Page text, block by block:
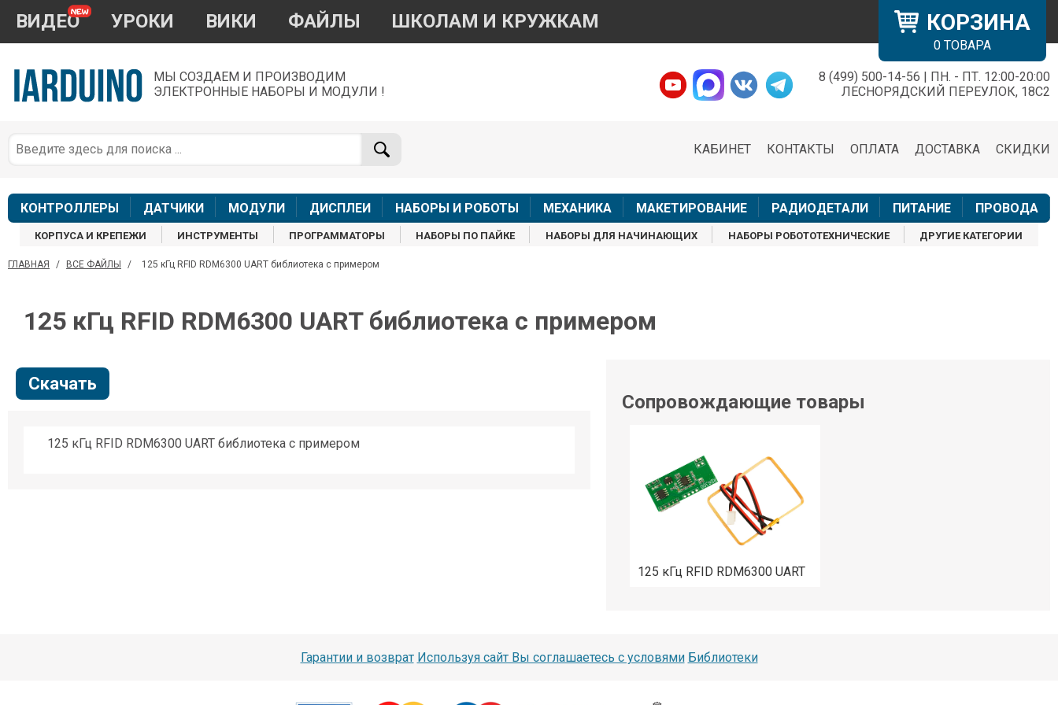
КОРЗИНА
0 ТОВАРА
ВИДЕО УРОКИ ВИКИ ФАЙЛЫ ШКОЛАМ И КРУЖКАМ
МЫ СОЗДАЕМ И ПРОИЗВОДИМ
ЭЛЕКТРОННЫЕ НАБОРЫ И МОДУЛИ !
8 (499) 500-14-56 | ПН. - ПТ. 12:00-20:00
ЛЕСНОРЯДСКИЙ ПЕРЕУЛОК, 18С2
СКИДКИ
ДОСТАВКА
ОПЛАТА
КОНТАКТЫ
КАБИНЕТ
КОНТРОЛЛЕРЫ ДАТЧИКИ МОДУЛИ ДИСПЛЕИ НАБОРЫ И РОБОТЫ МЕХАНИКА МАКЕТИРОВАНИЕ РАДИОДЕТАЛИ ПИТАНИЕ ПРОВОДА
КОРПУСА И КРЕПЕЖИ ИНСТРУМЕНТЫ ПРОГРАММАТОРЫ НАБОРЫ ПО ПАЙКЕ НАБОРЫ ДЛЯ НАЧИНАЮЩИХ НАБОРЫ РОБОТОТЕХНИЧЕСКИЕ ДРУГИЕ КАТЕГОРИИ
ГЛАВНАЯ / ВСЕ ФАЙЛЫ / 125 кГц RFID RDM6300 UART библиотека с примером
125 кГц RFID RDM6300 UART библиотека с примером
Скачать
125 кГц RFID RDM6300 UART библиотека с примером
Сопровождающие товары
125 кГц RFID RDM6300 UART
Гарантии и возврат Используя сайт Вы соглашаетесь с условями Библиотеки
×
По вопросам приобретения товара
+7 968 454 17 38
звонки и аудио сообщения не обслуживаются
Менеджер
shop@iarduino.ru
Менеджер
8 (499) 500-14-56